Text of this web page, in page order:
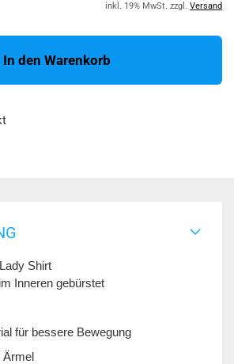
inkl. 19% MwSt. zzgl. Versand
In den Warenkorb
Shirt
Inneren gebürstet
für bessere Bewegung
Ärmel